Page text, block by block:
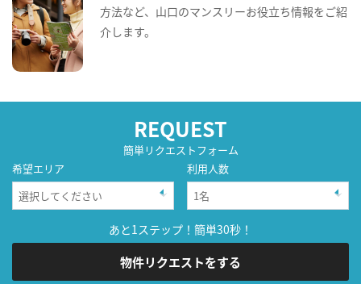
方法など、山口のマンスリーお役立ち情報をご紹
介します。
REQUEST
簡単リクエストフォーム
希望エリア
利用人数
あと1ステップ！簡単30秒！
物件リクエストをする